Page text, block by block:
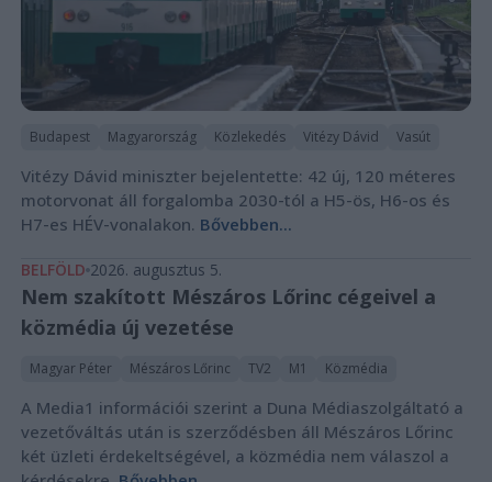
Budapest Magyarország Közlekedés Vitézy Dávid Vasút
Vitézy Dávid miniszter bejelentette: 42 új, 120 méteres
motorvonat áll forgalomba 2030-tól a H5-ös, H6-os és
H7-es HÉV-vonalakon. Bővebben...
BELFÖLD 2026. augusztus 5.
Nem szakított Mészáros Lőrinc cégeivel a
közmédia új vezetése
Magyar Péter Mészáros Lőrinc TV2 M1 Közmédia
A Media1 információi szerint a Duna Médiaszolgáltató a
vezetőváltás után is szerződésben áll Mészáros Lőrinc
két üzleti érdekeltségével, a közmédia nem válaszol a